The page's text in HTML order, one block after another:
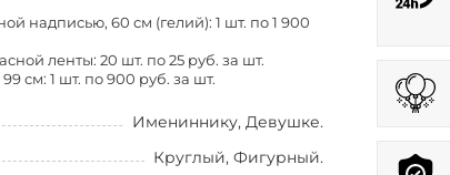
надписью, 60 см (гелий): 1 шт. по 1 900
ленты: 20 шт. по25 руб. за шт.
см: 1 шт. по 900 руб. за шт.
Имениннику, Девушке.
Круглый, Фигурный.